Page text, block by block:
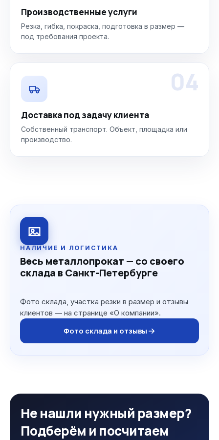
Производственные услуги
Резка, гибка, покраска, подготовка в размер —
под требования проекта.
04
Доставка под задачу клиента
Собственный транспорт. Объект, площадка или
производство.
НАЛИЧИЕ И ЛОГИСТИКА
Весь металлопрокат — со своего
склада в Санкт-Петербурге
Фото склада, участка резки в размер и отзывы
клиентов — на странице «О компании».
Фото склада и отзывы
Не нашли нужный размер?
Подберём и посчитаем